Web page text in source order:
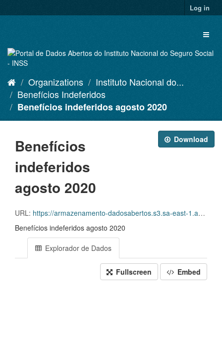
to
Log in
Organizations
Instituto Nacional do...
Benefícios Indeferidos
Benefícios indeferidos agosto 2020
Download
Benefícios
indeferidos
agosto 2020
URL: https://armazenamento-dadosabertos.s3.sa-east-1.amazonaws.com/Plano+2016_2018_Grupos+de+dados/INSS+-+Beneficios+indeferidos/beneficios-indeferidos-08-2020.csv
Benefícios indeferidos agosto 2020
Explorador de Dados
Fullscreen Embed